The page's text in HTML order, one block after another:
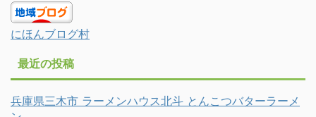
にほんブログ村
最近の投稿
兵庫県三木市 ラーメンハウス北斗 とんこつバターラーメ